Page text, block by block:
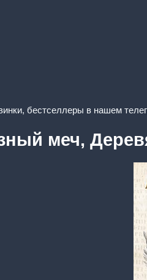
бестселлеры в нашем
меч,